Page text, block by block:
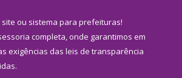
ou sistema para prefeituras!
completa, onde garantimos em
exigências das leis de transparência